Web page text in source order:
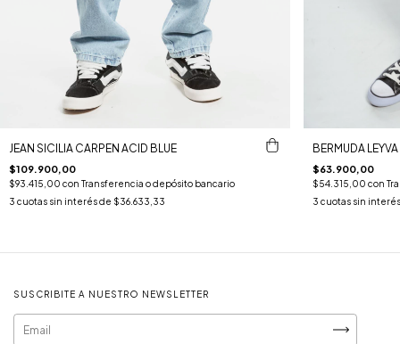
JEAN SICILIA CARPEN ACID BLUE
$109.900,00
$93.415,00 con Transferencia o depósito bancario
3 cuotas sin interés de $36.633,33
BERMUDA
$63.900,00
$54.315,00 con
3 cuotas sin
SUSCRIBITE A NUESTRO NEWSLETTER